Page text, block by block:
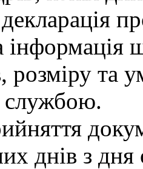
інформація
розміру та
днів з